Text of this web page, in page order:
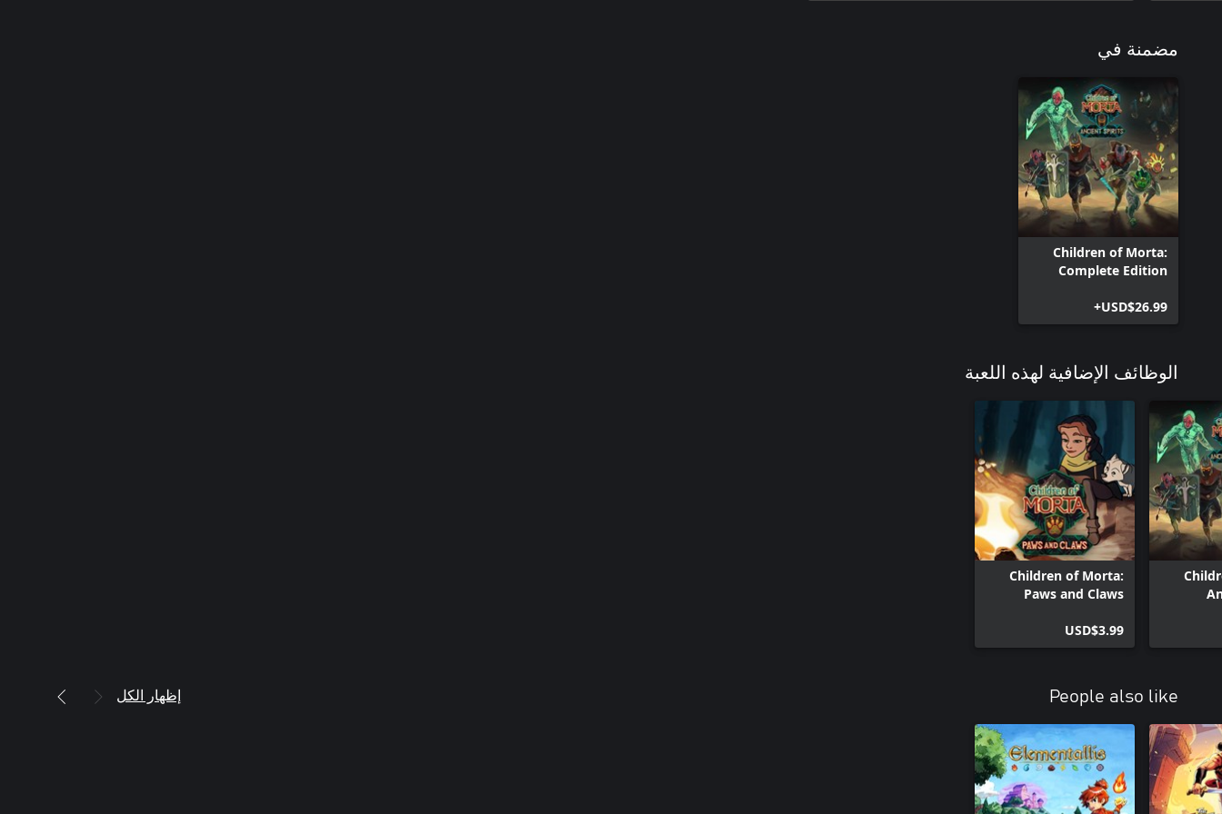
مضمنة في
Children of Morta:
Complete Edition
USD$26.99+
الوظائف الإضافية لهذه اللعبة
Children of Morta:
Paws and Claws
USD$3.99
People also like إظهار الكل